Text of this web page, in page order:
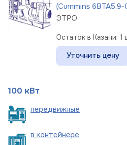
(Cummins 6BTA5.9-
ЭТРО
Остаток в Казани: 1
Уточнить цену
100 кВт
передвижные
в контейнере